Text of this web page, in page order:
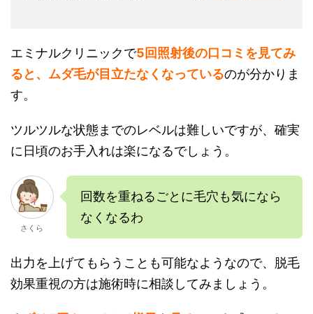
エミナルクリニックで5回照射後の口コミを見てみ
ると、ムダ毛が目立たなくなっているのが分かりま
す。
ツルツルな状態までのレベルは難しいですが、確実
に日頃のお手入れは楽になるでしょう。
さくら
回数を重ねるごとに毛穴も気になら
なくなるわ
出力を上げてもらうことも可能なようなので、脱毛
効果重視の方は施術時に相談してみましょう。